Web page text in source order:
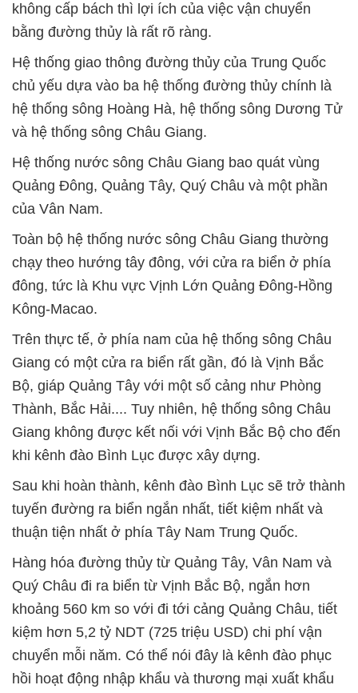
không cấp bách thì lợi ích của việc vận chuyển
bằng đường thủy là rất rõ ràng.
Hệ thống giao thông đường thủy của Trung Quốc
chủ yếu dựa vào ba hệ thống đường thủy chính là
hệ thống sông Hoàng Hà, hệ thống sông Dương Tử
và hệ thống sông Châu Giang.
Hệ thống nước sông Châu Giang bao quát vùng
Quảng Đông, Quảng Tây, Quý Châu và một phần
của Vân Nam.
Toàn bộ hệ thống nước sông Châu Giang thường
chạy theo hướng tây đông, với cửa ra biển ở phía
đông, tức là Khu vực Vịnh Lớn Quảng Đông-Hồng
Kông-Macao.
Trên thực tế, ở phía nam của hệ thống sông Châu
Giang có một cửa ra biển rất gần, đó là Vịnh Bắc
Bộ, giáp Quảng Tây với một số cảng như Phòng
Thành, Bắc Hải.... Tuy nhiên, hệ thống sông Châu
Giang không được kết nối với Vịnh Bắc Bộ cho đến
khi kênh đào Bình Lục được xây dựng.
Sau khi hoàn thành, kênh đào Bình Lục sẽ trở thành
tuyến đường ra biển ngắn nhất, tiết kiệm nhất và
thuận tiện nhất ở phía Tây Nam Trung Quốc.
Hàng hóa đường thủy từ Quảng Tây, Vân Nam và
Quý Châu đi ra biển từ Vịnh Bắc Bộ, ngắn hơn
khoảng 560 km so với đi tới cảng Quảng Châu, tiết
kiệm hơn 5,2 tỷ NDT (725 triệu USD) chi phí vận
chuyển mỗi năm. Có thể nói đây là kênh đào phục
hồi hoạt động nhập khẩu và thương mại xuất khẩu